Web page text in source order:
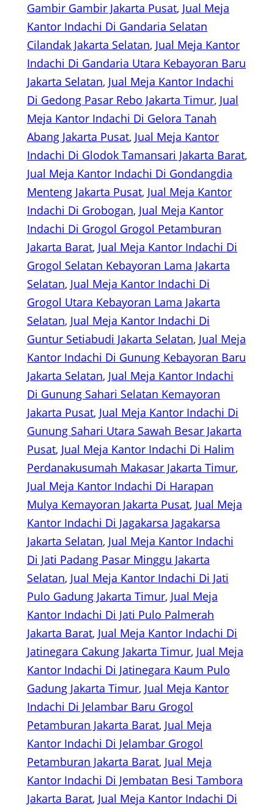
Gambir Gambir Jakarta Pusat, Jual Meja
Kantor Indachi Di Gandaria Selatan
Cilandak Jakarta Selatan, Jual Meja Kantor
Indachi Di Gandaria Utara Kebayoran Baru
Jakarta Selatan, Jual Meja Kantor Indachi
Di Gedong Pasar Rebo Jakarta Timur, Jual
Meja Kantor Indachi Di Gelora Tanah
Abang Jakarta Pusat, Jual Meja Kantor
Indachi Di Glodok Tamansari Jakarta Barat
Jual Meja Kantor Indachi Di Gondangdia
Menteng Jakarta Pusat, Jual Meja Kantor
Indachi Di Grobogan, Jual Meja Kantor
Indachi Di Grogol Grogol Petamburan
Jakarta Barat, Jual Meja Kantor Indachi Di
Grogol Selatan Kebayoran Lama Jakarta
Selatan, Jual Meja Kantor Indachi Di
Grogol Utara Kebayoran Lama Jakarta
Selatan, Jual Meja Kantor Indachi Di
Guntur Setiabudi Jakarta Selatan, Jual Meja
Kantor Indachi Di Gunung Kebayoran Baru
Jakarta Selatan, Jual Meja Kantor Indachi
Di Gunung Sahari Selatan Kemayoran
Jakarta Pusat, Jual Meja Kantor Indachi Di
Gunung Sahari Utara Sawah Besar Jakarta
Pusat, Jual Meja Kantor Indachi Di Halim
Perdanakusumah Makasar Jakarta Timur
Jual Meja Kantor Indachi Di Harapan
Mulya Kemayoran Jakarta Pusat, Jual Meja
Kantor Indachi Di Jagakarsa Jagakarsa
Jakarta Selatan, Jual Meja Kantor Indachi
Di Jati Padang Pasar Minggu Jakarta
Selatan, Jual Meja Kantor Indachi Di Jati
Pulo Gadung Jakarta Timur, Jual Meja
Kantor Indachi Di Jati Pulo Palmerah
Jakarta Barat, Jual Meja Kantor Indachi Di
Jatinegara Cakung Jakarta Timur, Jual Meja
Kantor Indachi Di Jatinegara Kaum Pulo
Gadung Jakarta Timur, Jual Meja Kantor
Indachi Di Jelambar Baru Grogol
Petamburan Jakarta Barat, Jual Meja
Kantor Indachi Di Jelambar Grogol
Petamburan Jakarta Barat, Jual Meja
Kantor Indachi Di Jembatan Besi Tambora
Jakarta Barat, Jual Meja Kantor Indachi Di